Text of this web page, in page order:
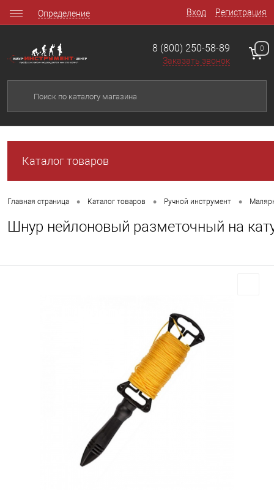
Вход Регистрация
Определение
8 (800) 250-58-89
Заказать звонок
0
Каталог товаров
Главная страница • Каталог товаров • Ручной инструмент •
Шнур нейлоновый разметочный на